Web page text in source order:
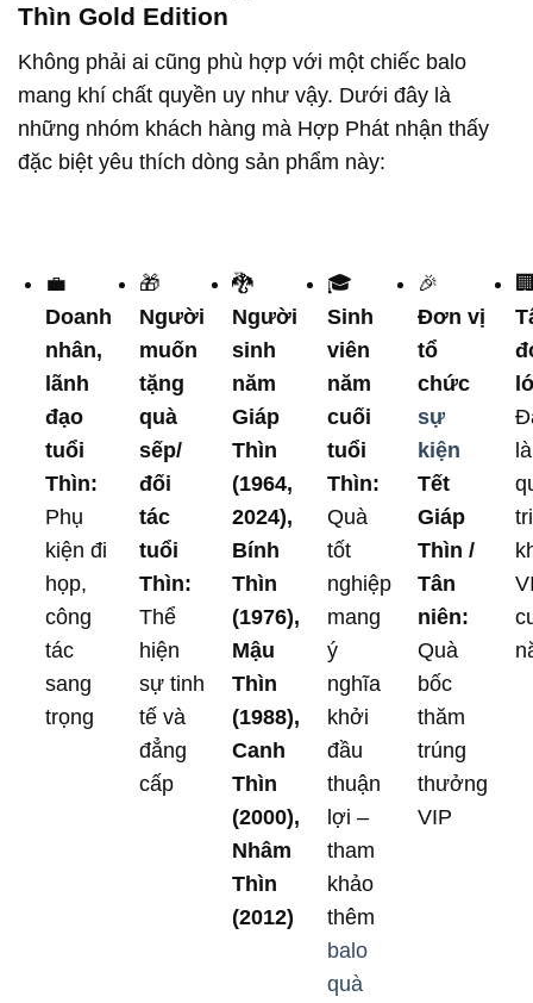
Thìn Gold Edition
Không phải ai cũng phù hợp với một chiếc balo
mang khí chất quyền uy như vậy. Dưới đây là
những nhóm khách hàng mà Hợp Phát nhận thấy
đặc biệt yêu thích dòng sản phẩm này:
💼
Doanh
nhân,
lãnh
đạo
tuổi
Thìn:
Phụ
kiện đi
họp,
công
tác
sang
trọng
🎁
Người
muốn
tặng
quà
sếp/
đối
tác
tuổi
Thìn:
Thể
hiện
sự tinh
tế và
đẳng
cấp
🐉
Người
sinh
năm
Giáp
Thìn
(1964,
2024),
Bính
Thìn
(1976),
Mậu
Thìn
(1988),
Canh
Thìn
(2000),
Nhâm
Thìn
(2012)
🎓
Sinh
viên
năm
cuối
tuổi
Thìn:
Quà
tốt
nghiệp
mang
ý
nghĩa
khởi
đầu
thuận
lợi –
tham
khảo
thêm
balo
quà
🎉
Đơn vị
tổ
chức
sự
kiện
Tết
Giáp
Thìn /
Tân
niên:
Quà
bốc
thăm
trúng
thưởng
VIP